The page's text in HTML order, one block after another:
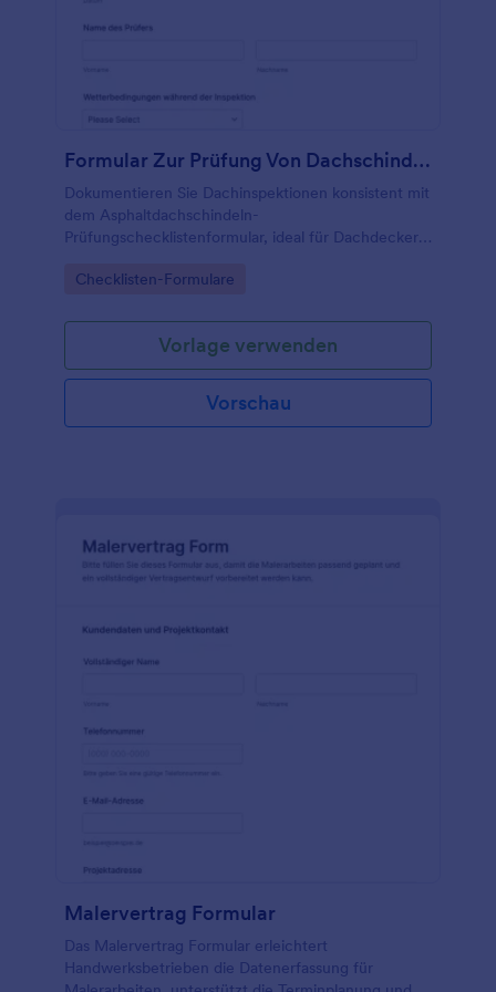
Formular Zur Prüfung Von Dachschindeln
Dokumentieren Sie Dachinspektionen konsistent mit
dem Asphaltdachschindeln-
Prüfungschecklistenformular, ideal für Dachdecker,
Datensammlung, Bewertung und Nachverfolgung.
Go to Category:
Checklisten-Formulare
Vorlage verwenden
Vorschau
Malervertrag Formular
Das Malervertrag Formular erleichtert
Handwerksbetrieben die Datenerfassung für